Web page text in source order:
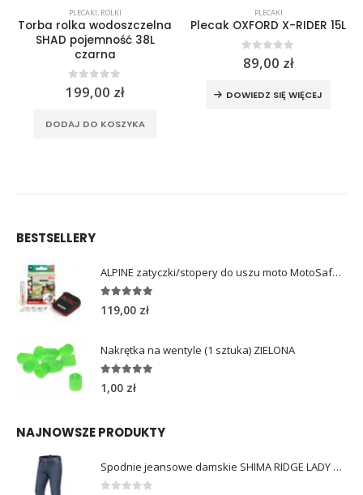
PLECAKI, ROLKI
Torba rolka wodoszczelna
SHAD pojemność 38L
czarna
0out of 5
199,00 zł
DODAJ DO KOSZYKA
PLECAKI
Plecak OXFORD X-RIDER 15L
0out of 5
89,00 zł
DOWIEDZ SIĘ WIĘCEJ
BESTSELLERY
ALPINE zatyczki/stopery do uszu moto MotoSafe Pro
out of 5
119,00 zł
Nakrętka na wentyle (1 sztuka) ZIELONA
out of 5
1,00 zł
NAJNOWSZE PRODUKTY
Spodnie jeansowe damskie SHIMA RIDGE LADY blue